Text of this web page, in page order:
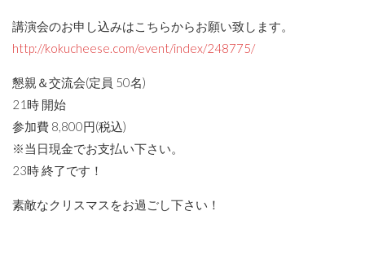
講演会のお申し込みはこちらからお願い致します。
http://kokucheese.com/event/index/248775/
懇親＆交流会(定員 50名)
21時 開始
参加費 8,800円(税込)
※当日現金でお支払い下さい。
23時 終了です！
素敵なクリスマスをお過ごし下さい！